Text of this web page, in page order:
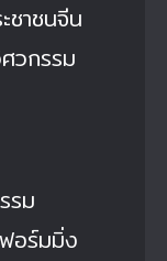
ชาชนจีน
วกรรม
รม
อร์มมิ่ง